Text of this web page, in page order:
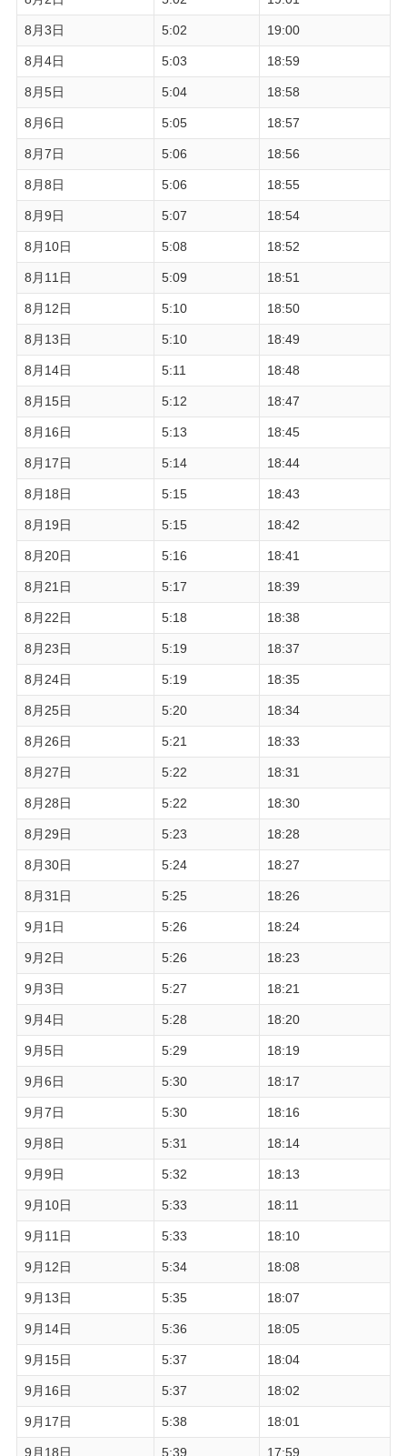
8月3日 5:02 19:00
8月4日 5:03 18:59
8月5日 5:04 18:58
8月6日 5:05 18:57
8月7日 5:06 18:56
8月8日 5:06 18:55
8月9日 5:07 18:54
8月10日 5:08 18:52
8月11日 5:09 18:51
8月12日 5:10 18:50
8月13日 5:10 18:49
8月14日 5:11 18:48
8月15日 5:12 18:47
8月16日 5:13 18:45
8月17日 5:14 18:44
8月18日 5:15 18:43
8月19日 5:15 18:42
8月20日 5:16 18:41
8月21日 5:17 18:39
8月22日 5:18 18:38
8月23日 5:19 18:37
8月24日 5:19 18:35
8月25日 5:20 18:34
8月26日 5:21 18:33
8月27日 5:22 18:31
8月28日 5:22 18:30
8月29日 5:23 18:28
8月30日 5:24 18:27
8月31日 5:25 18:26
9月1日 5:26 18:24
9月2日 5:26 18:23
9月3日 5:27 18:21
9月4日 5:28 18:20
9月5日 5:29 18:19
9月6日 5:30 18:17
9月7日 5:30 18:16
9月8日 5:31 18:14
9月9日 5:32 18:13
9月10日 5:33 18:11
9月11日 5:33 18:10
9月12日 5:34 18:08
9月13日 5:35 18:07
9月14日 5:36 18:05
9月15日 5:37 18:04
9月16日 5:37 18:02
9月17日 5:38 18:01
9月18日 5:39 17:59